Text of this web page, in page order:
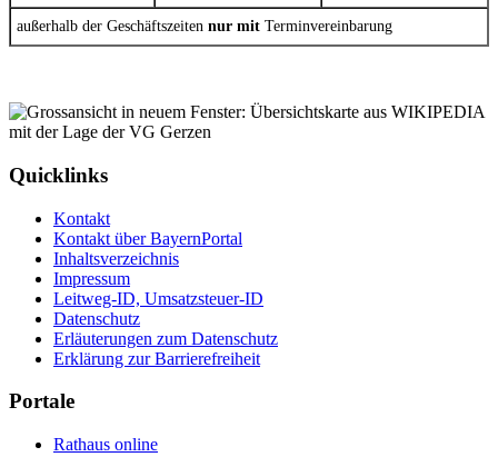
außerhalb der Geschäftszeiten nur mit Terminvereinbarung
Quicklinks
Kontakt
Kontakt über BayernPortal
Inhaltsverzeichnis
Impressum
Leitweg-ID, Umsatzsteuer-ID
Datenschutz
Erläuterungen zum Datenschutz
Erklärung zur Barrierefreiheit
Portale
Rathaus online